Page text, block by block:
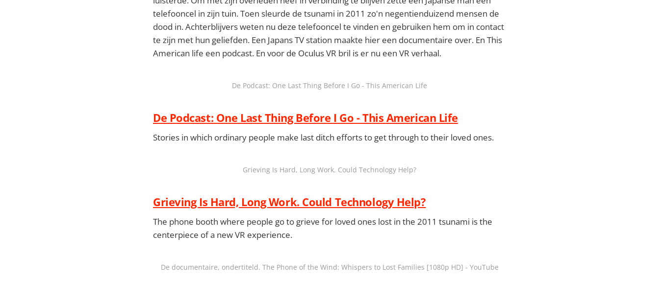
telefooncel in zijn tuin. Toen sleurde de tsunami in 2011 zo'n negentienduizend mensen de
dood in. Achterblijvers weten nu deze telefooncel te vinden en gebruiken hem om in contact
te zijn met hun geliefden. Een Japans TV station maakte hier een documentaire over. En This
American life een podcast. En voor de Oculus VR bril is er nu een VR verhaal.
De Podcast: One Last Thing Before I Go - This American Life
De Podcast: One Last Thing Before I Go - This American Life
Stories in which ordinary people make last ditch efforts to get through to their loved ones.
Grieving Is Hard, Long Work. Could Technology Help?
Grieving Is Hard, Long Work. Could Technology Help?
The phone booth where people go to grieve for loved ones lost in the 2011 tsunami is the
centerpiece of a new VR experience.
De documentaire, ondertiteld. The Phone of the Wind: Whispers to Lost Families [1080p HD] - YouTube